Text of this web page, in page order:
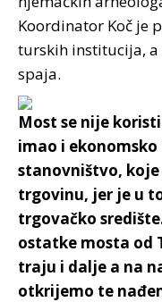
Koordinator Koč je
turskih institucija,
spaja.
Most se nije
imao i
stanovništvo,
trgovinu, jer je u
trgovačko
ostatke mosta od
traju i dalje a na
otkrijemo te